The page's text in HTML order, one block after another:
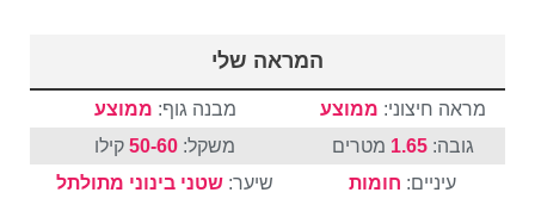
המראה שלי
מראה חיצוני: ממוצע מבנה גוף: ממוצע
גובה:1.65 מטרים משקל: 50-60 קילו
עיניים: חומות שיער: שטני בינוני מתולתל